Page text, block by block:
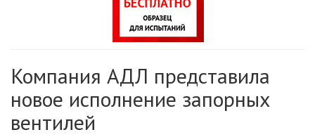
Компания АДЛ представила
новое исполнение запорных
вентилей